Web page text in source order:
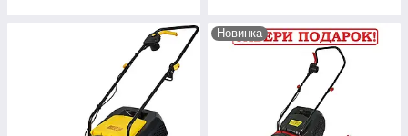
Новинка